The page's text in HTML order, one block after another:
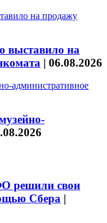
выставило на
| 06.08.2026
решили свои
Сбера |